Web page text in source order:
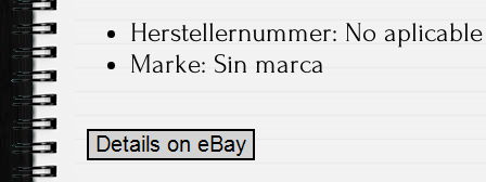
Herstellernummer: No aplicable
Marke: Sin marca